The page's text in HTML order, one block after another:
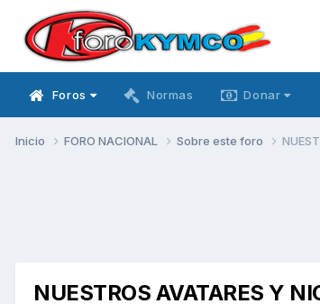
Foros Normas Donar
Inicio FORO NACIONAL Sobre este foro
NUESTROS AVATARES Y